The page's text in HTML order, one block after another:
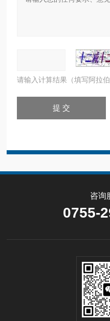
请输入计算结果（填写阿拉
咨询
0755-